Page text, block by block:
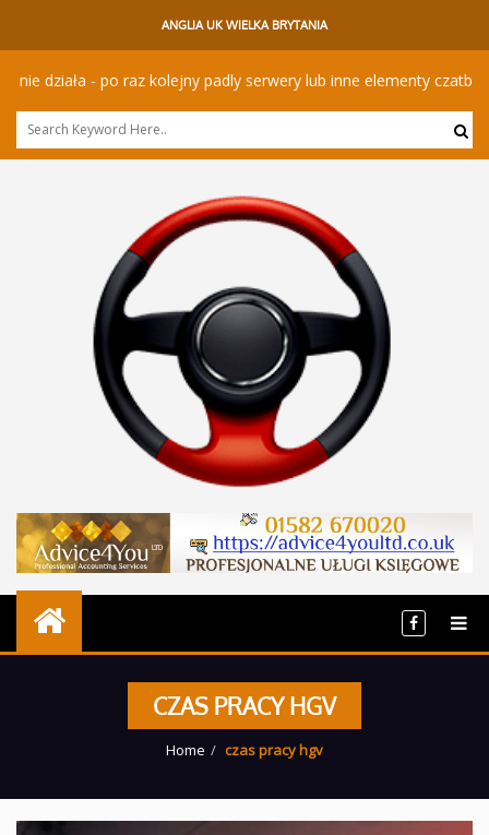
ANGLIA UK WIELKA BRYTANIA
działa - po raz kolejny padly serwery lub inne elementy czatbota
CZAS PRACY HGV
Home czas pracy hgv